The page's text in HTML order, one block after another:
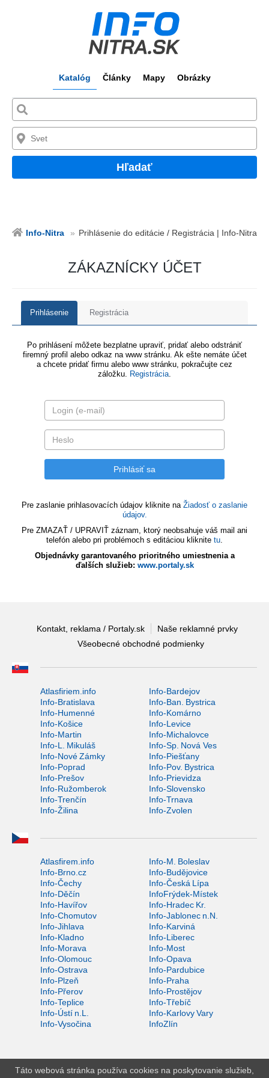
Katalóg Články Mapy Obrázky
Hľadať
Info-Nitra Prihlásenie do editácie / Registrácia | Info-Nitra
ZÁKAZNÍCKY ÚČET
Prihlásenie Registrácia
Po prihlásení môžete bezplatne upraviť, pridať alebo odstrániť
firemný profil alebo odkaz na www stránku. Ak ešte nemáte účet
a chcete pridať firmu alebo www stránku, pokračujte cez
záložku. Registrácia.
Pre zaslanie prihlasovacích údajov kliknite na Žiadosť o zaslanie
údajov.
Pre ZMAZAŤ / UPRAVIŤ záznam, ktorý neobsahuje váš mail ani
telefón alebo pri problémoch s editáciou kliknite tu.
Objednávky garantovaného prioritného umiestnenia a
ďalších služieb: www.portaly.sk
Kontakt, reklama / Portaly.sk
Naše reklamné prvky
Všeobecné obchodné podmienky
Atlasfiriem.info
Info-Bardejov
Info-Bratislava
Info-Ban. Bystrica
Info-Humenné
Info-Komárno
Info-Košice
Info-Levice
Info-Martin
Info-Michalovce
Info-L. Mikuláš
Info-Sp. Nová Ves
Info-Nové Zámky
Info-Piešťany
Info-Poprad
Info-Pov. Bystrica
Info-Prešov
Info-Prievidza
Info-Ružomberok
Info-Slovensko
Info-Trenčín
Info-Trnava
Info-Žilina
Info-Zvolen
Atlasfirem.info
Info-M. Boleslav
Info-Brno.cz
Info-Budějovice
Info-Čechy
Info-Česká Lípa
Info-Děčín
InfoFrýdek-Místek
Info-Havířov
Info-Hradec Kr.
Info-Chomutov
Info-Jablonec n.N.
Info-Jihlava
Info-Karviná
Info-Kladno
Info-Liberec
Info-Morava
Info-Most
Info-Olomouc
Info-Opava
Info-Ostrava
Info-Pardubice
Info-Plzeň
Info-Praha
Info-Přerov
Info-Prostějov
Info-Teplice
Info-Třebíč
Info-Ústí n.L.
Info-Karlovy Vary
Info-Vysočina
InfoZlín
Táto webová stránka používa cookies na poskytovanie služieb,